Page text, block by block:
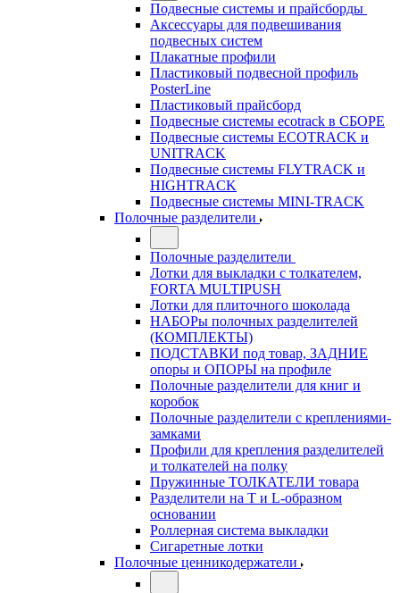
Подвесные системы и прайсборды
Аксессуары для подвешивания
подвесных систем
Плакатные профили
Пластиковый подвесной профиль
PosterLine
Пластиковый прайсборд
Подвесные системы ecotrack в СБОРЕ
Подвесные системы ECOTRACK и
UNITRACK
Подвесные системы FLYTRACK и
HIGHTRACK
Подвесные системы MINI-TRACK
Полочные разделители
Полочные разделители
Лотки для выкладки с толкателем,
FORTA MULTIPUSH
Лотки для плиточного шоколада
НАБОРы полочных разделителей
(КОМПЛЕКТЫ)
ПОДСТАВКИ под товар, ЗАДНИЕ
опоры и ОПОРЫ на профиле
Полочные разделители для книг и
коробок
Полочные разделители с креплениями-
замками
Профили для крепления разделителей
и толкателей на полку
Пружинные ТОЛКАТЕЛИ товара
Разделители на Т и L-образном
основании
Роллерная система выкладки
Сигаретные лотки
Полочные ценникодержатели